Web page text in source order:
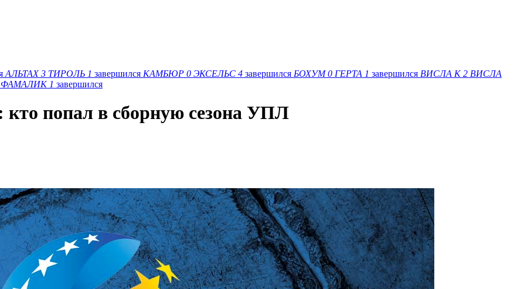
АЛЬТАХ 3 ТИРОЛЬ 1 завершился КАМБЮР 0 ЭКСЕЛЬС 4 завершился БОХУМ 0 ГЕРТА 1 завершился ВИСЛА K 2 ВИСЛА
ФАМАЛИК 1 завершился
попал в сборную сезона УПЛ